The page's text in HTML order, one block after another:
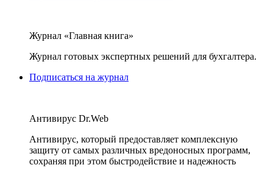
Журнал «Главная книга»
Журнал готовых экспертных решений для бухгалтера.
Подписаться на журнал
Антивирус Dr.Web
Антивирус, который предоставляет комплексную
защиту от самых различных вредоносных программ,
сохраняя при этом быстродействие и надежность